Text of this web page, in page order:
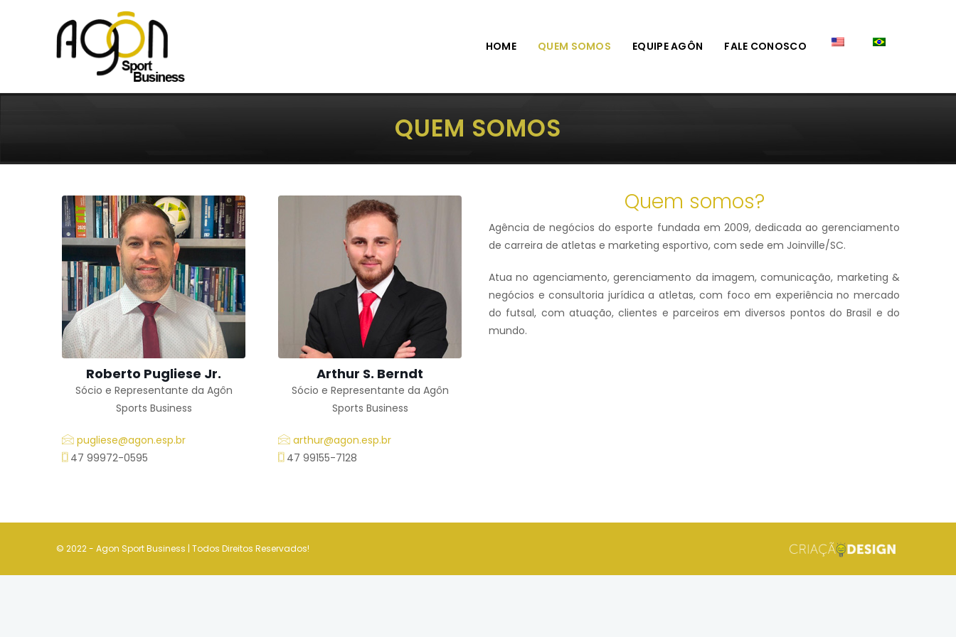
HOME QUEM SOMOS EQUIPE AGÔN FALE CONOSCO
QUEM SOMOS
Roberto Pugliese Jr.
Sócio e Representante da Agôn
Sports Business
pugliese@agon.esp.br
47 99972-0595
Arthur S. Berndt
Sócio e Representante da Agôn
Sports Business
arthur@agon.esp.br
47 99155-7128
Quem somos?
Agência de negócios do esporte fundada em 2009, dedicada ao gerenciamento
de carreira de atletas e marketing esportivo, com sede em Joinville/SC.
Atua no agenciamento, gerenciamento da imagem, comunicação, marketing &
negócios e consultoria jurídica a atletas, com foco em experiência no mercado
do futsal, com atuação, clientes e parceiros em diversos pontos do Brasil e do
mundo.
© 2022 - Agon Sport Business | Todos Direitos Reservados!